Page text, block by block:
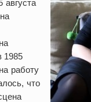
августа
1985
работу
что